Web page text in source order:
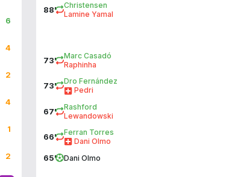
6
4
2
4
1
2
88'
Christensen
Lamine Yamal
73'
Marc Casadó
Raphinha
73'
Dro Fernández
Pedri
67'
Rashford
Lewandowski
66'
Ferran Torres
Dani Olmo
65' Dani Olmo